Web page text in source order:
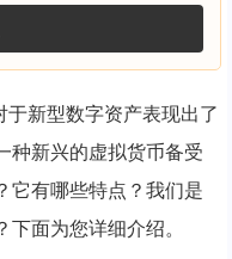
新型数字资产表现出了
种新兴的虚拟货币备受
它有哪些特点？我们是
面为您详细介绍。